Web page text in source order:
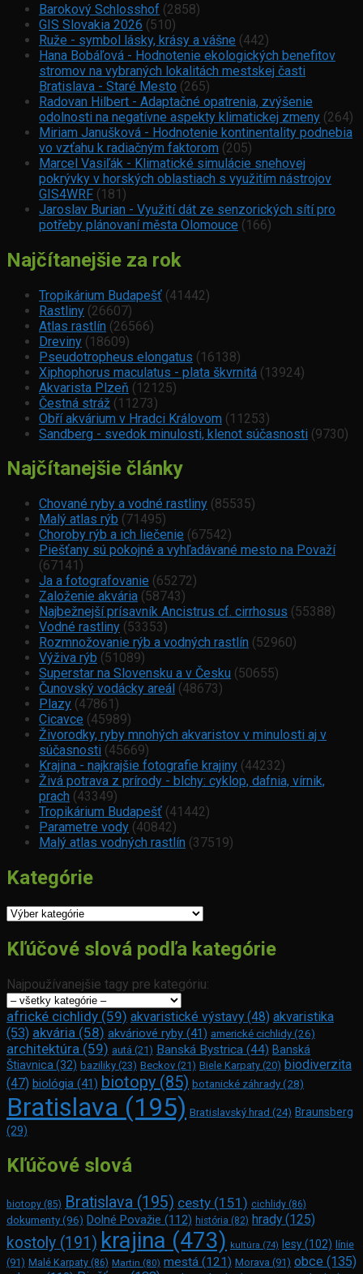
Barokový Schlosshof (2858)
GIS Slovakia 2026 (510)
Ruže - symbol lásky, krásy a vášne (442)
Hana Bobáľová - Hodnotenie ekologických benefitov
stromov na vybraných lokalitách mestskej časti
Bratislava - Staré Mesto (265)
Radovan Hilbert - Adaptačné opatrenia, zvýšenie
odolnosti na negatívne aspekty klimatickej zmeny (264)
Miriam Janušková - Hodnotenie kontinentality podnebia
vo vzťahu k radiačným faktorom (205)
Marcel Vasiľák - Klimatické simulácie snehovej
pokrývky v horských oblastiach s využitím nástrojov
GIS4WRF (181)
Jaroslav Burian - Využití dát ze senzorických sítí pro
potřeby plánovaní města Olomouce (166)
Najčítanejšie za rok
Tropikárium Budapešť (41442)
Rastliny (26607)
Atlas rastlín (26566)
Dreviny (18609)
Pseudotropheus elongatus (16138)
Xiphophorus maculatus - plata škvrnitá (13924)
Akvarista Plzeň (12125)
Čestná stráž (11273)
Obří akvárium v Hradci Královom (11253)
Sandberg - svedok minulosti, klenot súčasnosti (9730)
Najčítanejšie články
Chované ryby a vodné rastliny (85535)
Malý atlas rýb (71495)
Choroby rýb a ich liečenie (67542)
Piešťany sú pokojné a vyhľadávané mesto na Považí
(67141)
Ja a fotografovanie (65272)
Založenie akvária (58743)
Najbežnejší prísavník Ancistrus cf. cirrhosus (55388)
Vodné rastliny (53353)
Rozmnožovanie rýb a vodných rastlín (52960)
Výživa rýb (51089)
Superstar na Slovensku a v Česku (50655)
Čunovský vodácky areál (48673)
Plazy (47861)
Cicavce (45989)
Živorodky, ryby mnohých akvaristov v minulosti aj v
súčasnosti (45669)
Krajina - najkrajšie fotografie krajiny (44232)
Živá potrava z prírody - blchy: cyklop, dafnia, vírnik,
prach (43349)
Tropikárium Budapešť (41442)
Parametre vody (40842)
Malý atlas vodných rastlín (37519)
Kategórie
Kategórie
Kľúčové slová podľa kategórie
Najpoužívanejšie tagy pre kategóriu:
africké cichlidy (59) akvaristické výstavy (48) akvaristika
(53) akvária (58) akváriové ryby (41) americké cichlidy (26)
architektúra (59) autá (21) Banská Bystrica (44) Banská
Štiavnica (32) baziliky (23) Beckov (21) Biele Karpaty (20) biodiverzita
(47) biológia (41) biotopy (85) botanické záhrady(28)
Bratislava (195) Bratislavský hrad (24) Braunsberg
(29)
Kľúčové slová
biotopy (85) Bratislava (195) cesty (151) cichlidy (86)
dokumenty (96) Dolné Považie (112) história (82) hrady (125)
kostoly (191) krajina (473) kultúra (74) lesy(102) línie
(91) Malé Karpaty (86) Martin (80) mestá (121) Morava (91) obce (135)